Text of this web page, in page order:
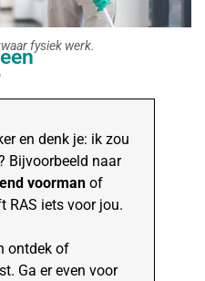
fysiek werk.
en denk je: ik zou
Bijvoorbeeld naar
voorman of
RAS iets voor jou.
ontdek of
Ga er even voor